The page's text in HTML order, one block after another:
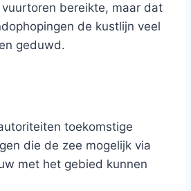
bereikte, maar dat
de kustlijn veel
geduwd.
toekomstige
die de zee mogelijk via
met het gebied kunnen